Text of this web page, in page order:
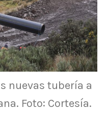
nuevas tubería a
Foto: Cortesía.